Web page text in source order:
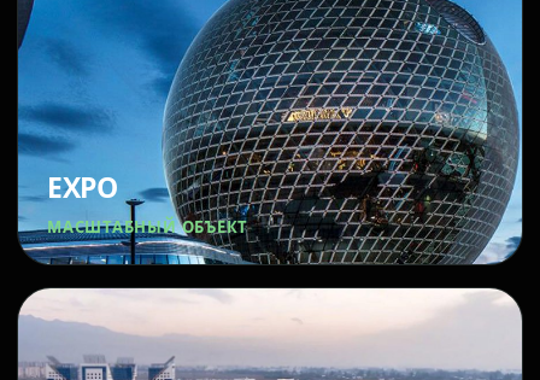
EXPO
МАСШТАБНЫЙ ОБЪЕКТ